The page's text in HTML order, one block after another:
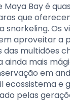
Maya Bay é
que
snorkeling. Os
aproveitar a
multidões
ainda mais
em
ecossistema e
pelas